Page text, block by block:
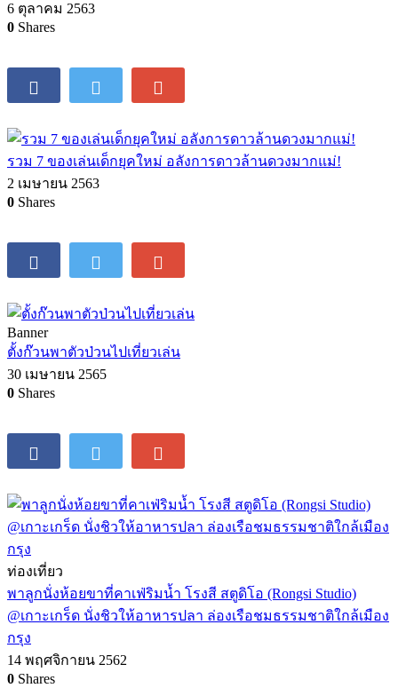
6 ตุลาคม 2563
0 Shares
รวม 7 ของเล่นเด็กยุคใหม่ อลังการดาวล้านดวงมากแม่!
2 เมษายน 2563
0 Shares
Banner
ตั้งก๊วนพาตัวป่วนไปเที่ยวเล่น
30 เมษายน 2565
0 Shares
ท่องเที่ยว
พาลูกนั่งห้อยขาที่คาเฟ่ริมน้ำ โรงสี สตูดิโอ (Rongsi Studio)
@เกาะเกร็ด นั่งชิวให้อาหารปลา ล่องเรือชมธรรมชาติใกล้เมือง
กรุง
14 พฤศจิกายน 2562
0 Shares